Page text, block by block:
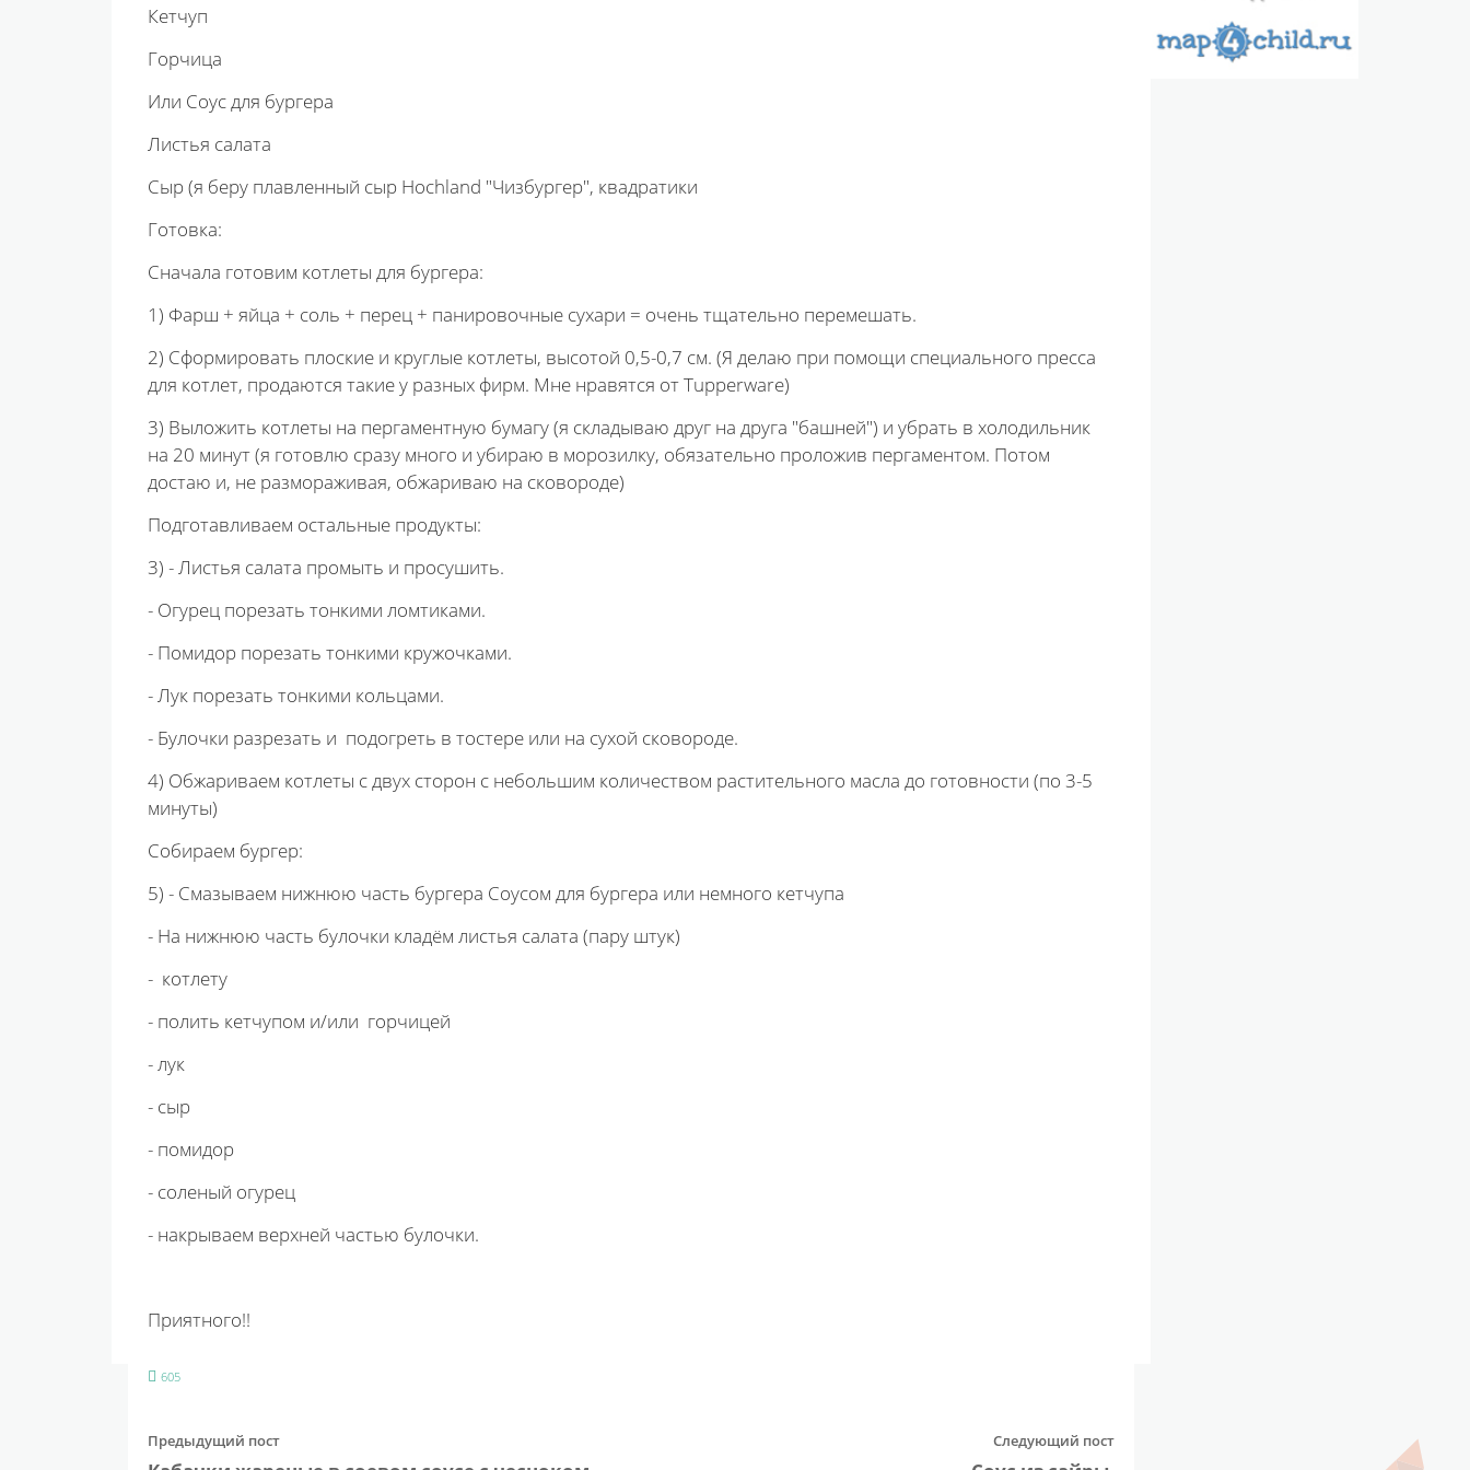
Кетчуп
Горчица
Или Соус для бургера
Листья салата
Сыр (я беру плавленный сыр Hochland "Чизбургер", квадратики
Готовка:
Сначала готовим котлеты для бургера:
1) Фарш + яйца + соль + перец + панировочные сухари = очень тщательно перемешать.
2) Сформировать плоские и круглые котлеты, высотой 0,5-0,7 см. (Я делаю при помощи специального пресса
для котлет, продаются такие у разных фирм. Мне нравятся от Tupperware)
3) Выложить котлеты на пергаментную бумагу (я складываю друг на друга "башней") и убрать в холодильник
на 20 минут (я готовлю сразу много и убираю в морозилку, обязательно проложив пергаментом. Потом
достаю и, не размораживая, обжариваю на сковороде)
Подготавливаем остальные продукты:
3) - Листья салата промыть и просушить.
- Огурец порезать тонкими ломтиками.
- Помидор порезать тонкими кружочками.
- Лук порезать тонкими кольцами.
- Булочки разрезать и подогреть в тостере или на сухой сковороде.
4) Обжариваем котлеты с двух сторон с небольшим количеством растительного масла до готовности (по 3-5
минуты)
Собираем бургер:
5) - Смазываем нижнюю часть бургера Соусом для бургера или немного кетчупа
- На нижнюю часть булочки кладём листья салата (пару штук)
- котлету
- полить кетчупом и/или горчицей
- лук
- сыр
- помидор
- соленый огурец
- накрываем верхней частью булочки.
Приятного!!
605
Предыдущий пост Следующий пост